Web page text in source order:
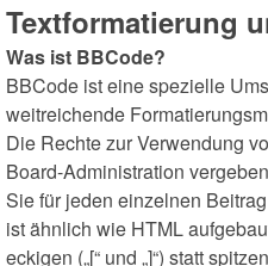
Textformatierung
Was ist BBCode?
BBCode ist eine spezielle
weitreichende
Die Rechte zur Verwendung
Board-Administration
Sie für jeden einzelnen
ist ähnlich wie HTML
eckigen („[“ und „]“) statt